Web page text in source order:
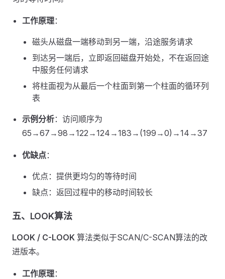
工作原理：
磁头从磁盘一端移动到另一端，沿途服务请求
到达另一端后，立即返回磁盘开始处，不在返回途
中服务任何请求
将柱面视为从最后一个柱面到第一个柱面的循环列
表
示例分析：访问顺序为
65→67→98→122→124→183→(199→0)→14→37
优缺点：
优点：提供更均匀的等待时间
缺点：返回过程中的移动时间较长
五、LOOK算法
LOOK / C-LOOK 算法类似于SCAN/C-SCAN算法的改
进版本。
工作原理：